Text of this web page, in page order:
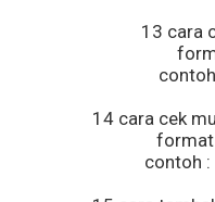
13 cara
14 cara cek
format
contoh :